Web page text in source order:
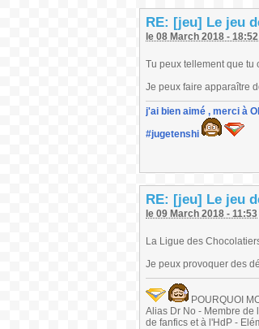
RE: [jeu] Le jeu
le 08 March 2018 - 18:52
Tu peux tellement que tu
Je peux faire apparaître
j'ai bien aimé , merci à
#jugetenshi
RE: [jeu] Le jeu
le 09 March 2018 - 11:53
La Ligue des
Je peux provoquer des
POURQUOI
Alias Dr No - Membre de
de fanfics et à l'HdP -